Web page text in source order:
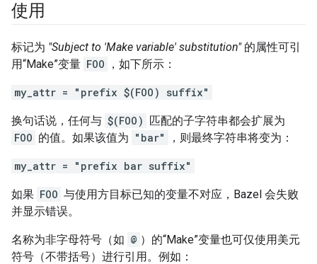
使用
标记为 "Subject to 'Make variable' substitution"的属性可引
用“Make”变量 FOO ，如下所示：
my_attr = "prefix $(FOO) suffix"
换句话说，任何与 $(FOO) 匹配的子字符串都会扩展为
FOO 的值。如果该值为 "bar" ，则最终字符串将变为：
my_attr = "prefix bar suffix"
如果 FOO 与使用方目标已知的变量不对应，Bazel 会失败
并显示错误。
名称为非字母符号（如 @ ）的“Make”变量也可仅使用美元
符号（不带括号）进行引用。例如：